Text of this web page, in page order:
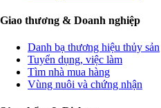
Giao thương & Doanh nghiệp
Danh bạ thương hiệu thủy sản
Tuyển dụng, việc làm
Tìm nhà mua hàng
Vùng nuôi và chứng nhận